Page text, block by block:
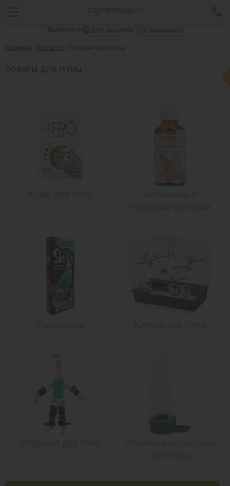
Выберите: Доставкаили
Самовывоз
Главная / Каталог / Товары для птиц
ТОВАРЫ ДЛЯ ПТИЦ
Корм для птиц
Витамины и
пищевые добавки
Лакомства Клетки для птиц
Игрушки для птиц
Поилки и кормушки
для птиц